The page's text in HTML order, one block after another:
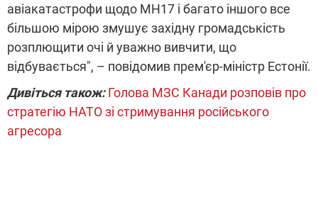
авіакатастрофи щодо MH17 і багато іншого все
більшою мірою змушує західну громадськість
розплющити очі й уважно вивчити, що
відбувається", – повідомив прем'єр-міністр Естонії.
Дивіться також: Голова МЗС Канади розповів про
стратегію НАТО зі стримування російського
агресора